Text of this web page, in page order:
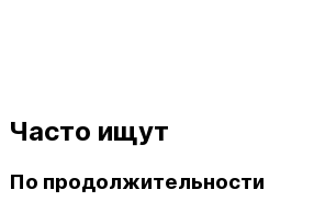
Часто ищут
По продолжительности